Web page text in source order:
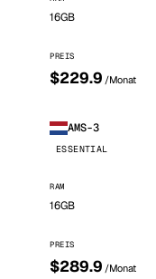
16GB
PREIS
$229.9 /Monat
AMS-3
ESSENTIAL
RAM
16GB
PREIS
$289.9 /Monat